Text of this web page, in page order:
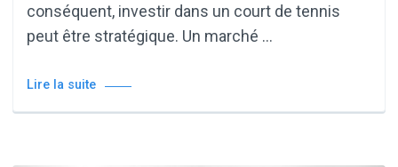
conséquent, investir dans un court de tennis
peut être stratégique. Un marché …
Lire la suite